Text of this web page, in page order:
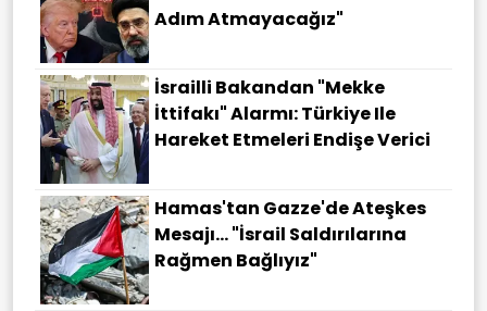
Adım Atmayacağız"
İsrailli Bakandan "Mekke
İttifakı" Alarmı: Türkiye Ile
Hareket Etmeleri Endişe Verici
Hamas'tan Gazze'de Ateşkes
Mesajı... "İsrail Saldırılarına
Rağmen Bağlıyız"